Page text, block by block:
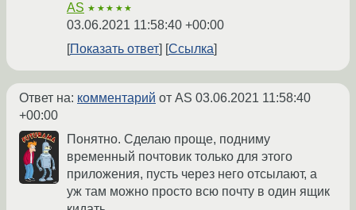
AS ★★★★★
03.06.2021 11:58:40 +00:00
Показать ответ
Ссылка
Ответ на: комментарий от AS 03.06.2021 11:58:40
+00:00
Понятно. Сделаю проще, подниму
временный почтовик только для этого
приложения, пусть через него отсылают, а
уж там можно просто всю почту в один ящик